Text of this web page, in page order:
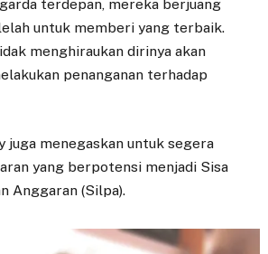
terdepan, mereka berjuang
untuk memberi yang terbaik.
menghiraukan dirinya akan
penanganan terhadap
juga menegaskan untuk segera
yang berpotensi menjadi Sisa
Anggaran (Silpa).